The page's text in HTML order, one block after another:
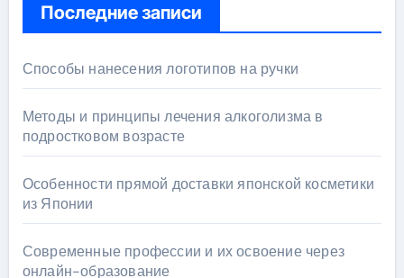
Последние записи
Способы нанесения логотипов на ручки
Методы и принципы лечения алкоголизма в
подростковом возрасте
Особенности прямой доставки японской косметики
из Японии
Современные профессии и их освоение через
онлайн-образование